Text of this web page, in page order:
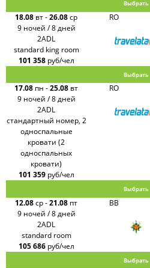
Выбрать
18.08 вт-26.08ср
9 ночей / 8 дней
RO
2ADL
standard king room
101 358 руб/чел
Выбрать
17.08 пн -25.08 вт
9 ночей / 8 дней
RO
2ADL
стандартный номер, 2
односпальные
кровати (2
односпальных
кровати)
101 359 руб/чел
Выбрать
12.08ср-21.08 пт
9 ночей / 8 дней
BB
2ADL
standard room
105 686 руб/чел
Выбрать